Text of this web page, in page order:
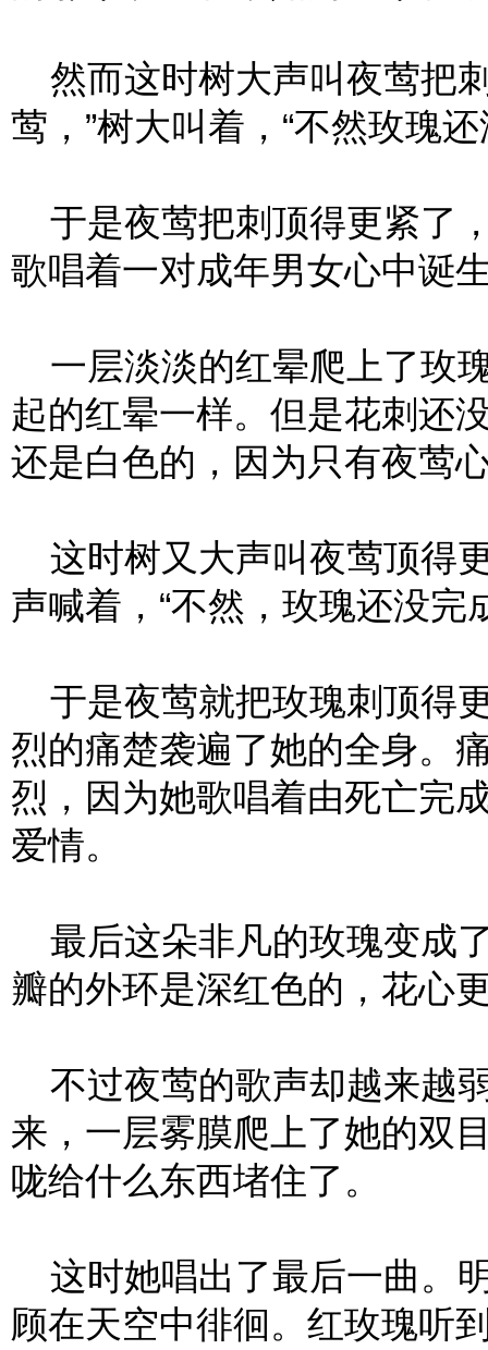
然而这时树大声叫夜莺把
莺，”树大叫着，“不然玫瑰
于是夜莺把刺顶得更紧了
歌唱着一对成年男女心中诞
一层淡淡的红晕爬上了玫
起的红晕一样。但是花刺还
还是白色的，因为只有夜莺
这时树又大声叫夜莺顶得
声喊着，“不然，玫瑰还没完
于是夜莺就把玫瑰刺顶得
烈的痛楚袭遍了她的全身。
烈，因为她歌唱着由死亡完
爱情。
最后这朵非凡的玫瑰变成
瓣的外环是深红色的，花心
不过夜莺的歌声却越来越
来，一层雾膜爬上了她的双
咙给什么东西堵住了。
这时她唱出了最后一曲。
顾在天空中徘徊。红玫瑰听